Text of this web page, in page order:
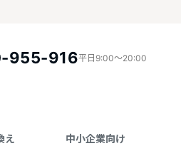
955-916平日9:00〜20:00
え 中小企業向け